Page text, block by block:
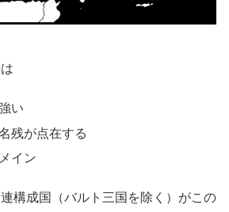
い
残が点在する
イン
構成国（バルト三国を除く）がこの